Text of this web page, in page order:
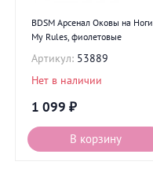
BDSM Арсенал Оковы на Ноги
My Rules, фиолетовые
Артикул: 53889
Нет в наличии
1 099 ₽
В корзину